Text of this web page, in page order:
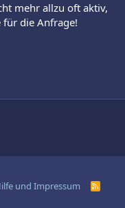
mehr allzu oft aktiv,
für die Anfrage!
und Impressum
R